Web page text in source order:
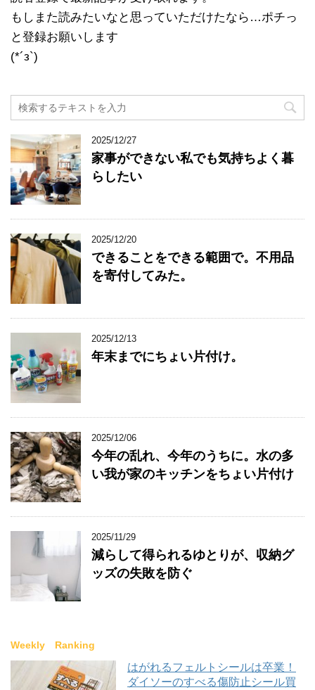
もしまた読みたいなと思っていただけたなら…ポチっ
と登録お願いします
(*´з`)
2025/12/27
家事ができない私でも気持ちよく暮
らしたい
2025/12/20
できることをできる範囲で。不用品
を寄付してみた。
2025/12/13
年末までにちょい片付け。
2025/12/06
今年の乱れ、今年のうちに。水の多
い我が家のキッチンをちょい片付け
2025/11/29
減らして得られるゆとりが、収納グ
ッズの失敗を防ぐ
Weekly Ranking
はがれるフェルトシールは卒業！
ダイソーのすべる傷防止シール買